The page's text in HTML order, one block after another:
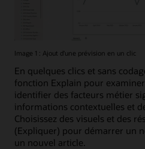
Image 1 : Ajout d'une prévision en un clic
En quelques clics et sans
fonction Explain pour
identifier des facteurs métier
informations contextuelles et
Choisissez des visuels et des
(Expliquer) pour démarrer un
un nouvel article.